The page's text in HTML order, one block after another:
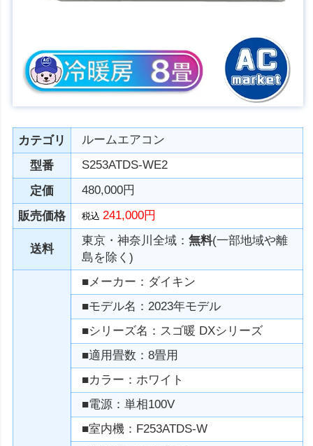
カテゴリ
ルームエアコン
型番
S253ATDS-WE2
定価
480,000円
販売価格
税込241,000円
送料
東京・神奈川全域：無料(一部地域や離
島を除く)
■メーカー：ダイキン
■モデル名：2023年モデル
■シリーズ名：スゴ暖 DXシリーズ
■適用畳数：8畳用
■カラー：ホワイト
■電源：単相100V
■室内機：F253ATDS-W